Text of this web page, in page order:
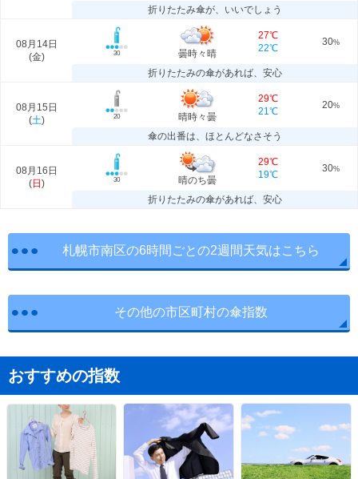
折りたたみ傘が、いいでしょう
08月14日
(金) 30 曇時々晴
27℃
22℃
30%
折りたたみの傘があれば、安心
08月15日
(土) 20 晴時々曇
29℃
21℃
20%
傘の出番は、ほとんどなさそう
08月16日
(日 ) 30 晴のち曇
29℃
19℃
30%
折りたたみの傘があれば、安心
札幌市南区の6時間ごとの2週間天気はこちら
その他の市区町村の傘指数
おすすめの指数